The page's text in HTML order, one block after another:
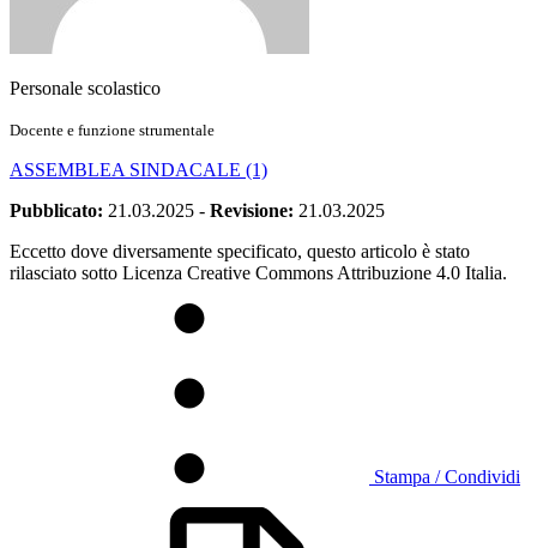
Personale scolastico
Docente e funzione strumentale
ASSEMBLEA SINDACALE (1)
Pubblicato: 21.03.2025 - Revisione: 21.03.2025
Eccetto dove diversamente specificato, questo articolo è stato
rilasciato sotto Licenza Creative Commons Attribuzione 4.0 Italia.
Stampa / Condividi